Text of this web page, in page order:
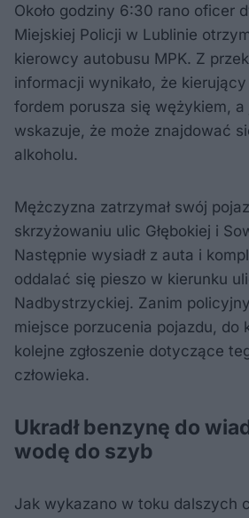
Około godziny 6:30 rano oficer
Miejskiej Policji w Lublinie
kierowcy autobusu MPK. Z
informacji wynikało, że
fordem porusza się wężykiem,
wskazuje, że może znajdować
alkoholu.
Mężczyzna zatrzymał swój
skrzyżowaniu ulic Głębokiej i
Następnie wysiadł z auta i
oddalać się pieszo w kierunku
Nadbystrzyckiej. Zanim
miejsce porzucenia pojazdu, do
kolejne zgłoszenie dotyczące
człowieka.
Ukradł benzynę do
wodę do szyb
Jak wykazano w toku dalszych